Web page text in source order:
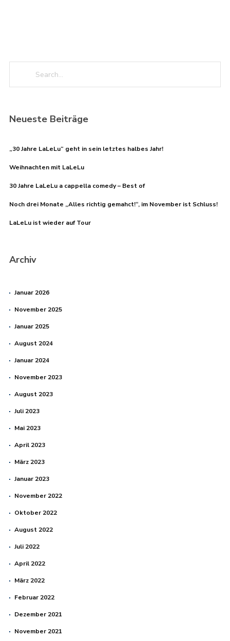
Neueste Beiträge
„30 Jahre LaLeLu“ geht in sein letztes halbes Jahr!
Weihnachten mit LaLeLu
30 Jahre LaLeLu a cappella comedy – Best of
Noch drei Monate „Alles richtig gemahct!“, im November ist Schluss!
LaLeLu ist wieder auf Tour
Archiv
Januar 2026
November 2025
Januar 2025
August 2024
Januar 2024
November 2023
August 2023
Juli 2023
Mai 2023
April 2023
März 2023
Januar 2023
November 2022
Oktober 2022
August 2022
Juli 2022
April 2022
März 2022
Februar 2022
Dezember 2021
November 2021